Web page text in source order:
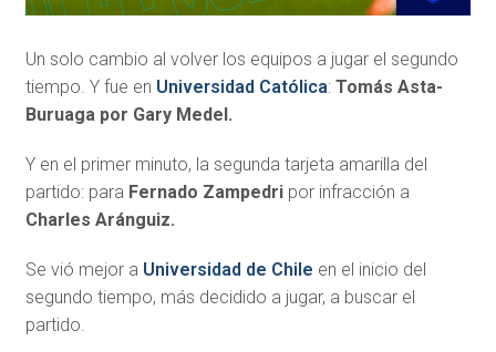
Un solo cambio al volver los equipos a jugar el segundo
tiempo. Y fue en Universidad Católica: Tomás Asta-
Buruaga por Gary Medel.
Y en el primer minuto, la segunda tarjeta amarilla del
partido: para Fernado Zampedripor infracción a
Charles Aránguiz.
Se vió mejor a Universidad de Chile en el inicio del
segundo tiempo, más decidido a jugar, a buscar el
partido.